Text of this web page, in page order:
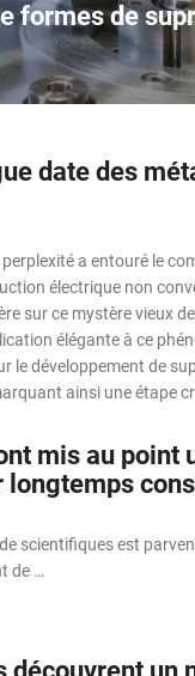
formes de
date des
a entouré le
électrique non
sur ce mystère vieux
élégante à ce
le développement de
ainsi une étape
mis au point
longtemps
scientifiques est
de …